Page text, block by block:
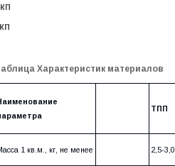
Характеристик материалов
ТПП
1 кв.м., кг, не менее 2,5-3,0